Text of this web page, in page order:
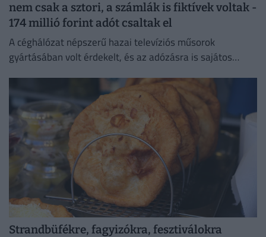
nem csak a sztori, a számlák is fiktívek voltak -
174 millió forint adót csaltak el
A céghálózat népszerű hazai televíziós műsorok
gyártásában volt érdekelt, és az adózásra is sajátos
Strandbüfékre, fagyizókra, fesztiválokra